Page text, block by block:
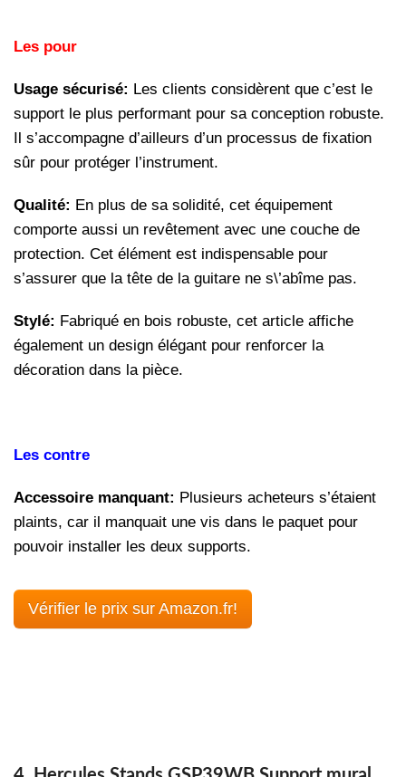
Les pour
Usage sécurisé: Les clients considèrent que c’est le
support le plus performant pour sa conception robuste.
Il s’accompagne d’ailleurs d’un processus de fixation
sûr pour protéger l’instrument.
Qualité: En plus de sa solidité, cet équipement
comporte aussi un revêtement avec une couche de
protection. Cet élément est indispensable pour
s’assurer que la tête de la guitare ne s\’abîme pas.
Stylé: Fabriqué en bois robuste, cet article affiche
également un design élégant pour renforcer la
décoration dans la pièce.
Les contre
Accessoire manquant: Plusieurs acheteurs s’étaient
plaints, car il manquait une vis dans le paquet pour
pouvoir installer les deux supports.
Vérifier le prix sur Amazon.fr!